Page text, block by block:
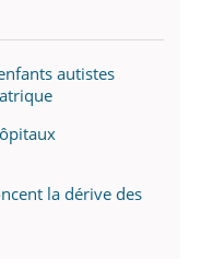
autistes
la dérive des